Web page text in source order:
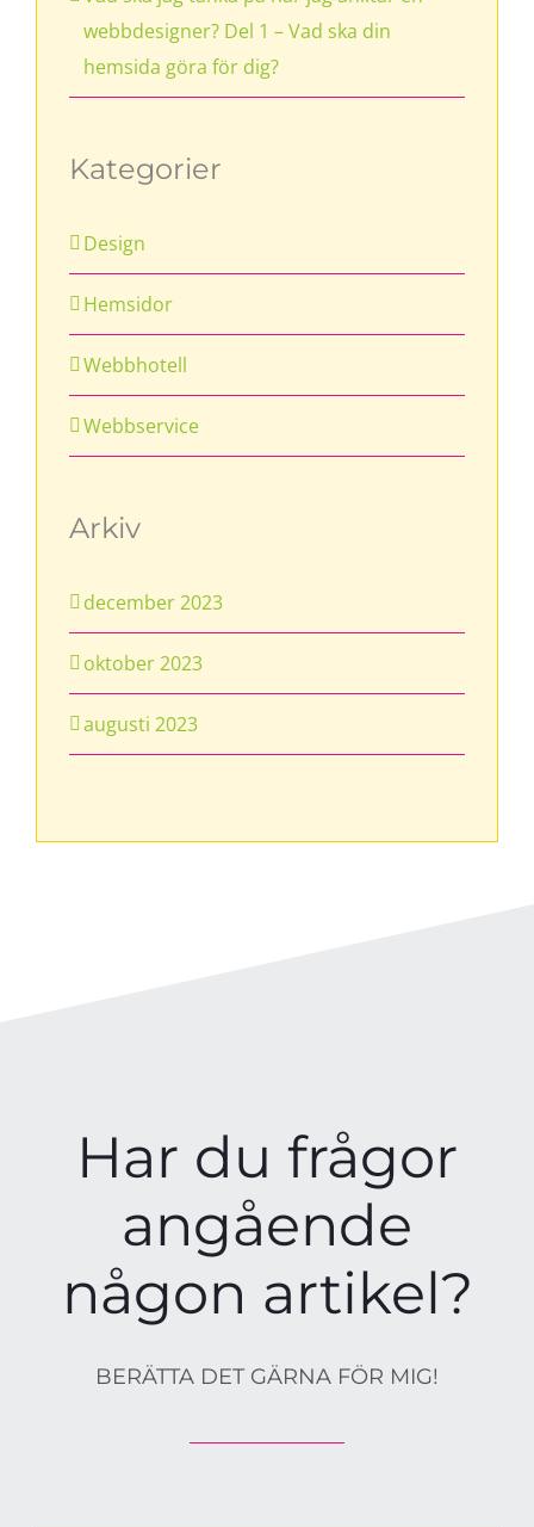
webbdesigner? Del 1 – Vad ska din
hemsida göra för dig?
Kategorier
Design
Hemsidor
Webbhotell
Webbservice
Arkiv
december 2023
oktober 2023
augusti 2023
Har du frågor
angående
någon artikel?
BERÄTTA DET GÄRNA FÖR MIG!